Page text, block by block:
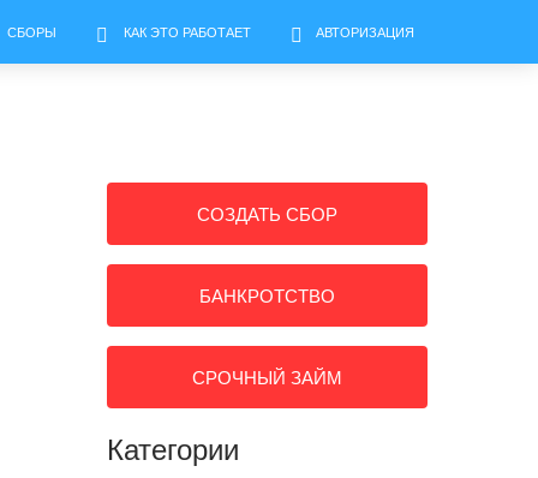
СБОРЫ КАК ЭТО РАБОТАЕТ АВТОРИЗАЦИЯ
СОЗДАТЬ СБОР
БАНКРОТСТВО
СРОЧНЫЙ ЗАЙМ
Категории